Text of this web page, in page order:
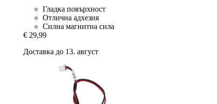
Гладка повърхност
Отлична адхезия
Силна магнитна сила
€ 29,99
Доставка до 13. август